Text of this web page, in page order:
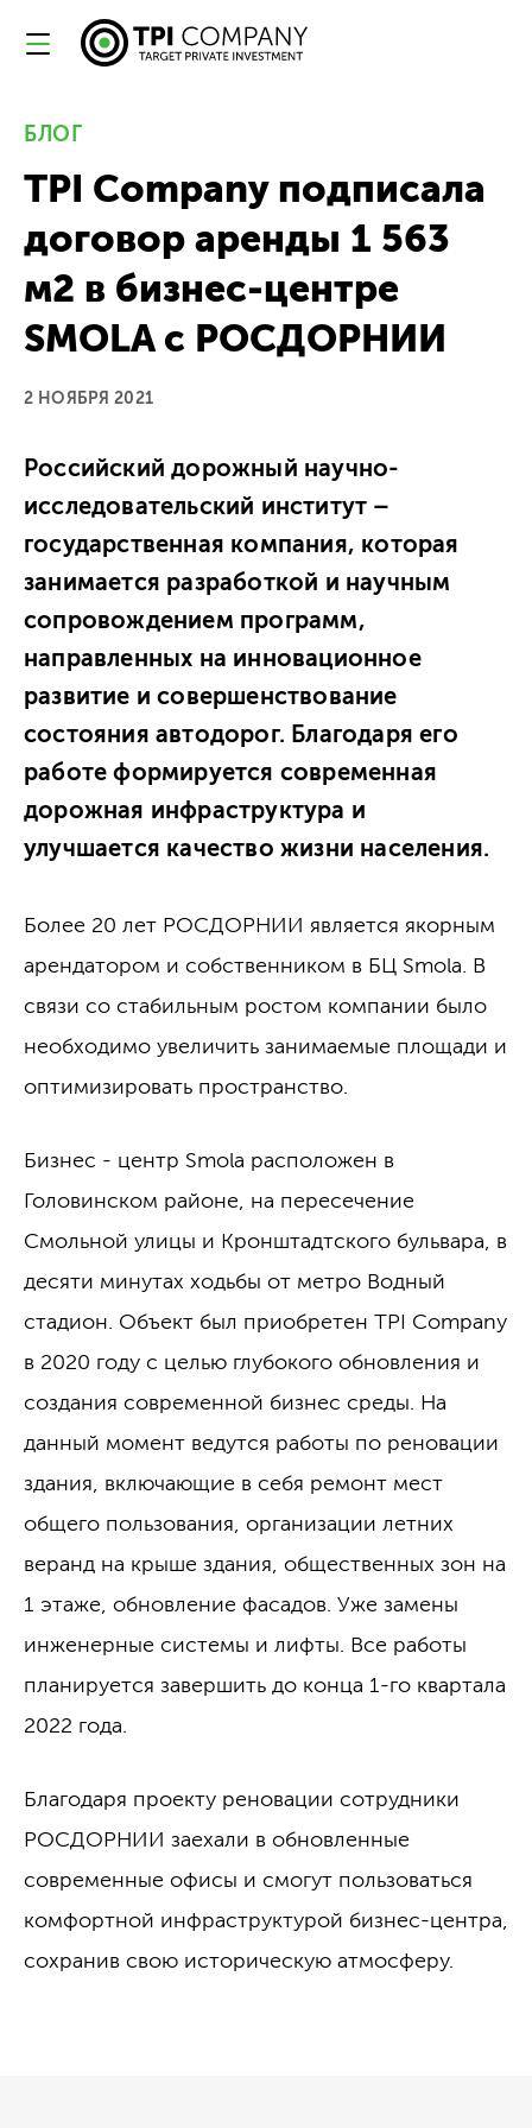
БЛОГ
TPI Company подписала
договор аренды 1 563
м2 в бизнес-центре
SMOLA с РОСДОРНИИ
2 НОЯБРЯ 2021
Российский дорожный научно-
исследовательский институт –
государственная компания, которая
занимается разработкой и научным
сопровождением программ,
направленных на инновационное
развитие и совершенствование
состояния автодорог. Благодаря его
работе формируется современная
дорожная инфраструктура и
улучшается качество жизни населения.
Более 20 лет РОСДОРНИИ является якорным
арендатором и собственником в БЦ Smola. В
связи со стабильным ростом компании было
необходимо увеличить занимаемые площади и
оптимизировать пространство.
Бизнес - центр Smola расположен в
Головинском районе, на пересечение
Смольной улицы и Кронштадтского бульвара, в
десяти минутах ходьбы от метро Водный
стадион. Объект был приобретен TPI Company
в 2020 году с целью глубокого обновления и
создания современной бизнес среды. На
данный момент ведутся работы по реновации
здания, включающие в себя ремонт мест
общего пользования, организации летних
веранд на крыше здания, общественных зон на
1 этаже, обновление фасадов. Уже замены
инженерные системы и лифты. Все работы
планируется завершить до конца 1-го квартала
2022 года.
Благодаря проекту реновации сотрудники
РОСДОРНИИ заехали в обновленные
современные офисы и смогут пользоваться
комфортной инфраструктурой бизнес-центра,
сохранив свою историческую атмосферу.